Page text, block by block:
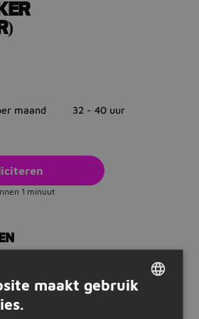
maand
32 - 40 uur
1 minuut
opleiding vereist
ervaring
maakt gebruik